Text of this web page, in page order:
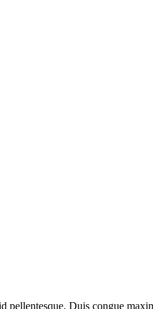
pellentesque. Duis congue